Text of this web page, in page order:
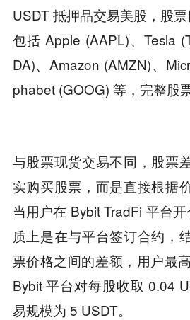
USDT 抵押品交易美股，股
包括 Apple (AAPL)、Tesla
DA)、Amazon (AMZN)、
phabet (GOOG) 等，完整股
与股票现货交易不同，股票
实购买股票，而是直接根据
当用户在 Bybit TradFi 平台
质上是在与平台签订合约，
票价格之间的差额，用户最
Bybit 平台对每股收取 0.04
易规模为 5 USDT。